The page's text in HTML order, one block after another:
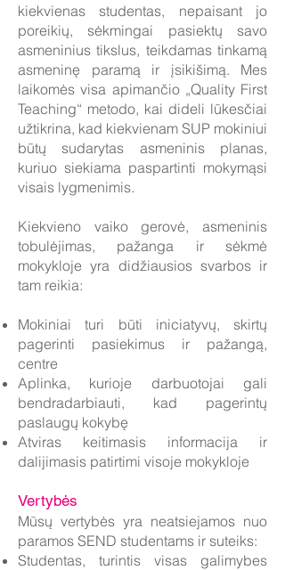
kiekvienas studentas, nepaisant jo
poreikių, sėkmingai pasiektų savo
asmeninius tikslus, teikdamas tinkamą
asmeninę paramą ir įsikišimą. Mes
laikomės visa apimančio „Quality First
Teaching“ metodo, kai dideli lūkesčiai
užtikrina, kad kiekvienam SUP mokiniui
būtų sudarytas asmeninis planas,
kuriuo siekiama paspartinti mokymąsi
visais lygmenimis.
Kiekvieno vaiko gerovė, asmeninis
tobulėjimas, pažanga ir sėkmė
mokykloje yra didžiausios svarbos ir
tam reikia:
Mokiniai turi būti iniciatyvų, skirtų
pagerinti pasiekimus ir pažangą,
centre
Aplinka, kurioje darbuotojai gali
bendradarbiauti, kad pagerintų
paslaugų kokybę
Atviras keitimasis informacija ir
dalijimasis patirtimi visoje mokykloje
Vertybės
Mūsų vertybės yra neatsiejamos nuo
paramos SEND studentams ir suteiks:
Studentas, turintis visas galimybes